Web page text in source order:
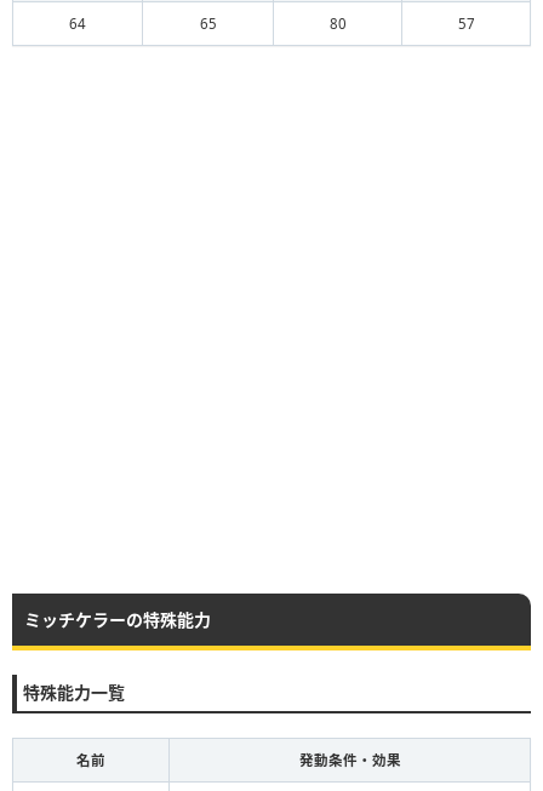
64 65 80 57
ミッチケラーの特殊能力
特殊能力一覧
名前 発動条件・効果